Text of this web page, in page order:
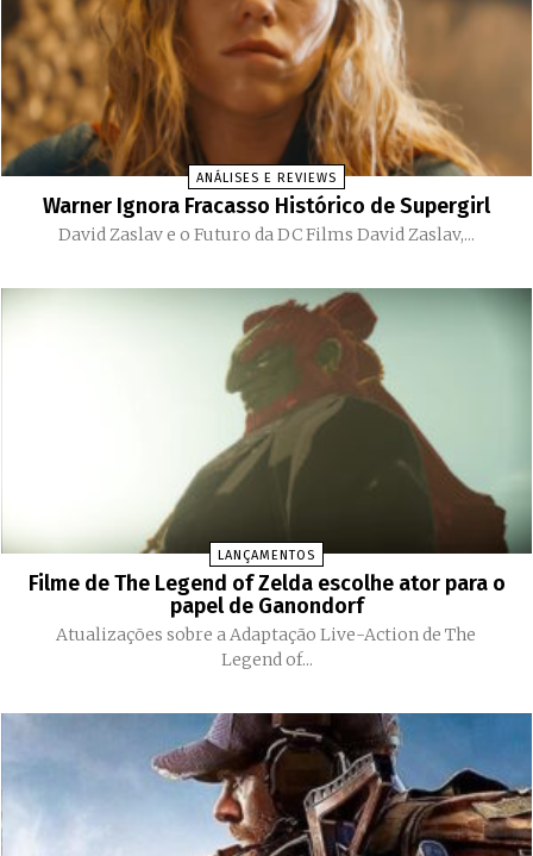
ANÁLISES E REVIEWS
Warner Ignora Fracasso Histórico de Supergirl
David Zaslav e o Futuro da DC Films David Zaslav,...
LANÇAMENTOS
Filme de The Legend of Zelda escolhe ator para o
papel de Ganondorf
Atualizações sobre a Adaptação Live-Action de The
Legend of...